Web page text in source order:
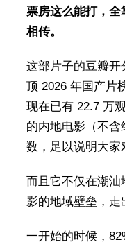
票房这么能打，
相传。
这部片子的豆瓣开
顶 2026 年国产片
现在已有 22.7 万
的内地电影（不
数，足以说明大家
而且它不仅在潮
影的地域壁垒，走
一开始的时候，